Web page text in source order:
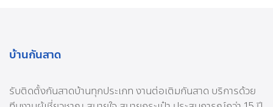
บ้านกันสาด
รับติดตั้งกันสาดบ้านทุกประเภท งานต่อเติมกันสาด บริการด้วย